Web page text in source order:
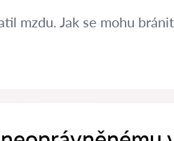
mzdu. Jak se mohu